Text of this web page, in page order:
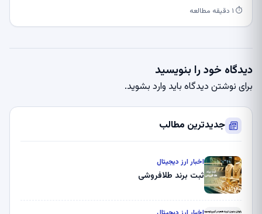
⏱ ۱ دقیقه مطالعه
دیدگاه خود را بنویسید
برای نوشتن دیدگاه باید وارد بشوید.
جدیدترین مطالب
اخبار ارز دیجیتال
ثبت برند طلافروشی